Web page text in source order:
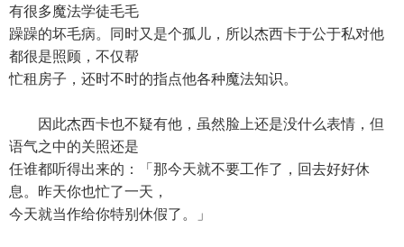
有很多魔法学徒毛毛
躁躁的坏毛病。同时又是个孤儿，所以杰西卡于公于私对他
都很是照顾，不仅帮
忙租房子，还时不时的指点他各种魔法知识。
因此杰西卡也不疑有他，虽然脸上还是没什么表情，但
语气之中的关照还是
任谁都听得出来的：「那今天就不要工作了，回去好好休
息。昨天你也忙了一天，
今天就当作给你特别休假了。」